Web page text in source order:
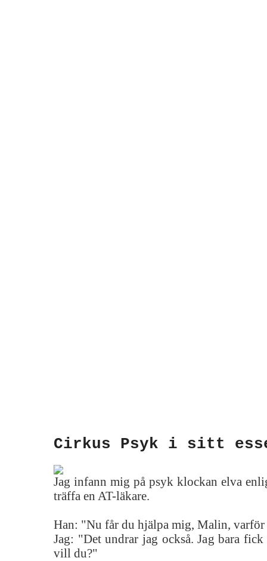
Cirkus Psyk i sitt
Jag infann mig på psyk klockan elva
träffa en AT-läkare.
Han: "Nu får du hjälpa mig, Malin, varför
Jag: "Det undrar jag också. Jag bara fick
vill du?"